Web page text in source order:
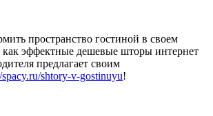
пространство гостиной в своем
как эффектные дешевые шторы интернет
предлагает своим
spacy.ru/shtory-v-gostinuyu!